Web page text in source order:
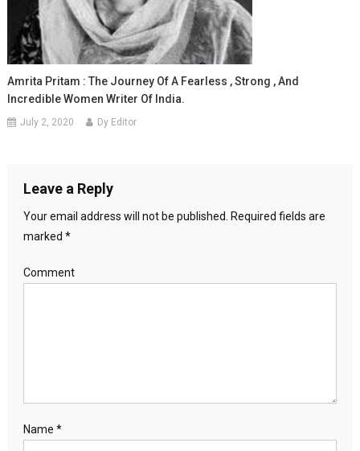
Amrita Pritam : The Journey Of A Fearless , Strong , And
Incredible Women Writer Of India.
July 2, 2020 Dy Editor
Leave a Reply
Your email address will not be published.
Required fields are
marked *
Comment
Name *